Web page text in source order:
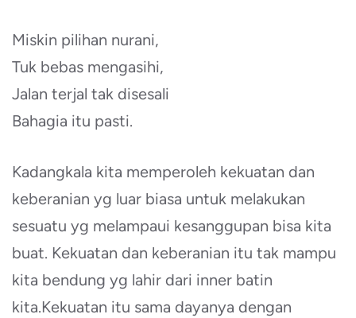
Miskin pilihan nurani,
Tuk bebas mengasihi,
Jalan terjal tak disesali
Bahagia itu pasti.
Kadangkala kita memperoleh kekuatan dan
keberanian yg luar biasa untuk melakukan
sesuatu yg melampaui kesanggupan bisa kita
buat. Kekuatan dan keberanian itu tak mampu
kita bendung yg lahir dari inner batin
kita.Kekuatan itu sama dayanya dengan